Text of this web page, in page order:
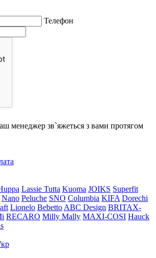
Телефон
менеджер зв`яжеться з вами протягом
Lassie Tutta Kuoma JOIKS Superfit
Nano Peluche SNO Columbia KIFA Dorechi
Lionelo Bebetto ABC Design BRITAX-
RECARO Milly Mally MAXI-COSI Hauck